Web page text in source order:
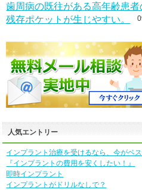
歯周病の既往がある高年齢患
残存ポケットが生じやすい。
人気エントリー
インプラント治療を受けるなら、今がベ
『インプラントの費用を安くしたい！』
即時インプラント
インプラントがドリルなしで？